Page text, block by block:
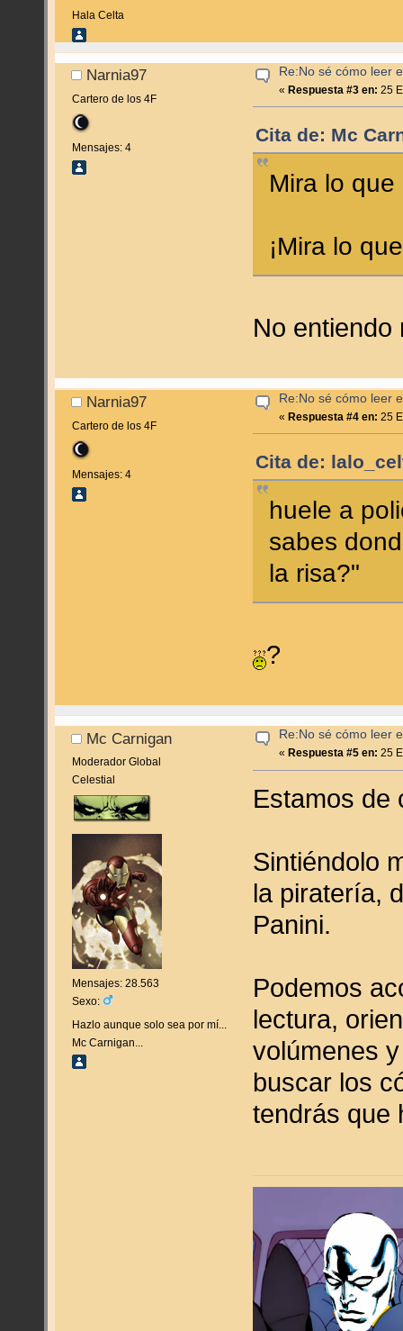
Hala Celta
Narnia97
Cartero de los 4F
Mensajes: 4
Re:No sé cómo leer
« Respuesta #3 en: 25
Cita de: Mc
Mira lo
¡Mira lo
No entiendo
Narnia97
Cartero de los 4F
Mensajes: 4
Re:No sé cómo leer
« Respuesta #4 en: 25
Cita de:
huele a
sabes
la risa?"
?
Mc Carnigan
Moderador Global
Celestial
Mensajes: 28.563
Sexo:
Hazlo aunque solo sea por mí...
Mc Carnigan...
Re:No sé cómo leer
« Respuesta #5 en: 25
Estamos de
Sintiéndolo
la piratería,
Panini.
Podemos
lectura,
volúmenes
buscar los
tendrás que